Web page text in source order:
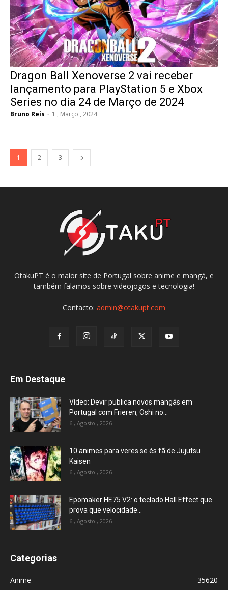
Dragon Ball Xenoverse 2 vai receber
lançamento para PlayStation 5 e Xbox
Series no dia 24 de Março de 2024
Bruno Reis - 1 , Março , 2024
1 2 3
OtakuPT é o maior site de Portugal sobre anime e mangá, e
também falamos sobre videojogos e tecnologia!
Contacto: admin@otakupt.com
Em Destaque
Vídeo: Devir publica novos mangás em
Portugal com Frieren, Oshi no...
6 , Agosto , 2026
10 animes para veres se és fã de Jujutsu
Kaisen
6 , Agosto , 2026
Epomaker HE75 V2: o teclado Hall Effect que
prova que velocidade...
6 , Agosto , 2026
Categorias
Anime 35620